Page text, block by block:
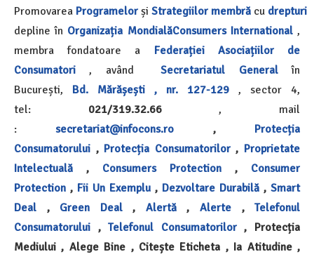
Promovarea Programelor și Strategiilor membră cu drepturi
depline în Organizația MondialăConsumers International,
membra fondatoare a Federației Asociațiilor de
Consumatori , avândSecretariatul Generalîn
București, Bd. Mărășești , nr. 127-129 , sector 4,
tel: 021/319.32.66, mail
:secretariat@infocons.ro , Protecția
Consumatorului , Protecția Consumatorilor , Proprietate
Intelectuală
, Consumers Protection ,
Consumer
Protection , Fii Un Exemplu , Dezvoltare Durabilă , Smart
Deal , Green Deal, Alertă, Alerte ,Telefonul
Consumatorului , Telefonul Consumatorilor , Protecția
Mediului , Alege Bine , Citește Eticheta , Ia Atitudine ,